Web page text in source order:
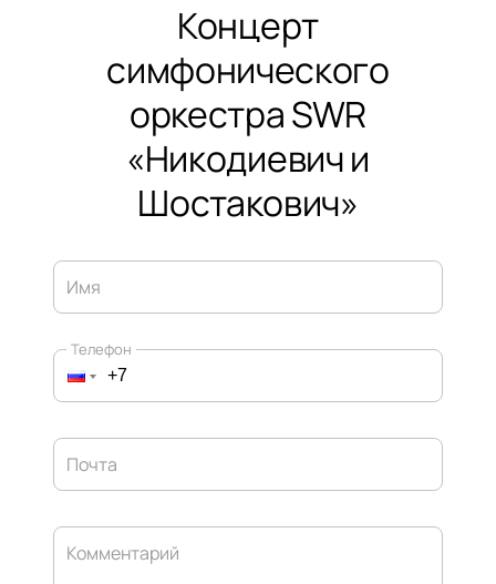
Концерт
симфонического
оркестра SWR
«Никодиевич и
Шостакович»
Имя
Телефон
Почта
Комментарий